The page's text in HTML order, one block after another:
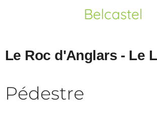
Belcastel
Le Roc d'Anglars - Le
Pédestre